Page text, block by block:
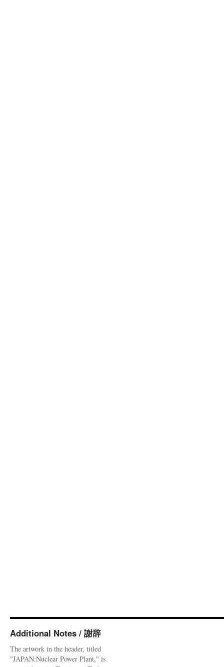
Additional Notes / 謝辞
The artwork in the header, titled
"JAPAN:Nuclear Power Plant," is